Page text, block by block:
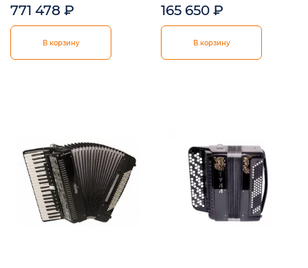
771 478 ₽
В корзину
165 650 ₽
В корзину